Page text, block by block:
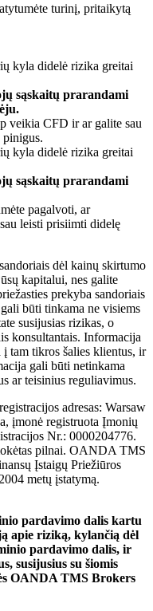
turinį, pritaikytą
kyla didelė rizika greitai
sąskaitų prarandami
veikia CFD ir ar galite sau
kyla didelė rizika greitai
sąskaitų prarandami
pagalvoti, ar
leisti prisiimti didelę
dėl kainų skirtumo
kapitalui, nes galite
prekyba sandoriais
būti tinkama ne visiems
susijusias rizikas, o
konsultantais. Informacija
tam tikros šalies klientus, ir
gali būti netinkama
ar teisinius reguliavimus.
adresas: Warsaw
įmonė registruota Įmonių
Nr.: 0000204776.
pilnai. OANDA TMS
Įstaigų Priežiūros
metų įstatymą.
pardavimo dalis kartu
apie riziką, kylančią dėl
pardavimo dalis, ir
susijusius su šiomis
OANDA TMS Brokers